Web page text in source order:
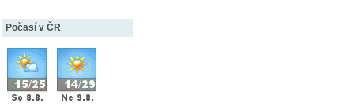
Počasí v ČR